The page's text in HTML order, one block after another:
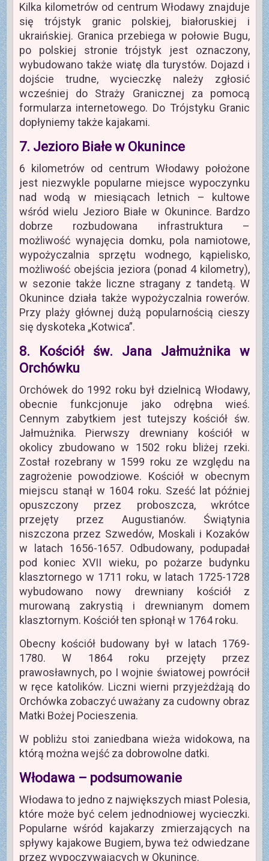
Kilka kilometrów od centrum Włodawy znajduje
się trójstyk granic polskiej, białoruskiej i
ukraińskiej. Granica przebiega w połowie Bugu,
po polskiej stronie trójstyk jest oznaczony,
wybudowano także wiatę dla turystów. Dojazd i
dojście trudne, wycieczkę należy zgłosić
wcześniej do Straży Granicznej za pomocą
formularza internetowego. Do Trójstyku Granic
dopłyniemy także kajakami.
7. Jezioro Białe w Okunince
6 kilometrów od centrum Włodawy położone
jest niezwykle popularne miejsce wypoczynku
nad wodą w miesiącach letnich – kultowe
wśród wielu Jezioro Białe w Okunince. Bardzo
dobrze rozbudowana infrastruktura –
możliwość wynajęcia domku, pola namiotowe,
wypożyczalnia sprzętu wodnego, kąpielisko,
możliwość obejścia jeziora (ponad 4 kilometry),
w sezonie także liczne stragany z tandetą. W
Okunince działa także wypożyczalnia rowerów.
Przy plaży głównej dużą popularnością cieszy
się dyskoteka „Kotwica”.
8. Kościół św. Jana Jałmużnika w
Orchówku
Orchówek do 1992 roku był dzielnicą Włodawy,
obecnie funkcjonuje jako odrębna wieś.
Cennym zabytkiem jest tutejszy kościół św.
Jałmużnika. Pierwszy drewniany kościół w
okolicy zbudowano w 1502 roku bliżej rzeki.
Został rozebrany w 1599 roku ze względu na
zagrożenie powodziowe. Kościół w obecnym
miejscu stanął w 1604 roku. Sześć lat później
opuszczony przez proboszcza, wkrótce
przejęty przez Augustianów. Świątynia
niszczona przez Szwedów, Moskali i Kozaków
w latach 1656-1657. Odbudowany, podupadał
pod koniec XVII wieku, po pożarze budynku
klasztornego w 1711 roku, w latach 1725-1728
wybudowano nowy drewniany kościół z
murowaną zakrystią i drewnianym domem
klasztornym. Kościół ten spłonął w 1764 roku.
Obecny kościół budowany był w latach 1769-
1780. W 1864 roku przejęty przez
prawosławnych, po I wojnie światowej powrócił
w ręce katolików. Liczni wierni przyjeżdżają do
Orchówka zobaczyć uważany za cudowny obraz
Matki Bożej Pocieszenia.
W pobliżu stoi zaniedbana wieża widokowa, na
którą można wejść za dobrowolne datki.
Włodawa – podsumowanie
Włodawa to jedno z największych miast Polesia,
które może być celem jednodniowej wycieczki.
Popularne wśród kajakarzy zmierzających na
spływy kajakowe Bugiem, bywa też odwiedzane
przez wypoczywających w Okunince.